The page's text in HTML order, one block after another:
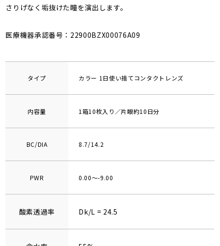
さりげなく垢抜けた瞳を演出します。
医療機器承認番号：22900BZX00076A09
タイプ カラー 1日使い捨てコンタクトレンズ
内容量 1箱10枚入り／片眼約10日分
BC/DIA 8.7/14.2
PWR 0.00～-9.00
酸素透過率 Dk/L = 24.5